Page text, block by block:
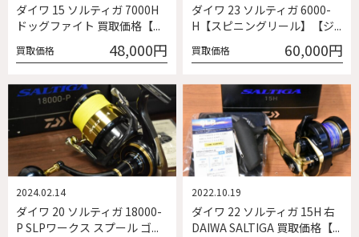
ダイワ 15 ソルティガ 7000H
ドッグファイト 買取価格【...
買取価格 48,000円
ダイワ 23 ソルティガ 6000-
H【スピニングリール】【ジ...
買取価格 60,000円
ダイワ 20 ソルティガ 18000-
P SLPワークス スプール ゴ...
2024.02.14
ダイワ 22 ソルティガ 15H 右
DAIWA SALTIGA 買取価格【...
2022.10.19